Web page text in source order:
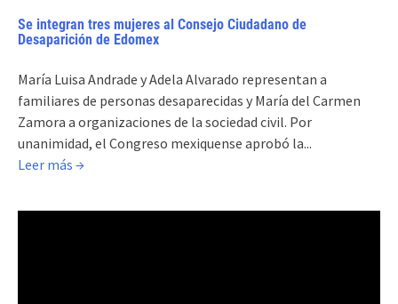
Se integran tres mujeres al Consejo Ciudadano de
Desaparición de Edomex
María Luisa Andrade y Adela Alvarado representan a
familiares de personas desaparecidas y María del Carmen
Zamora a organizaciones de la sociedad civil. Por
unanimidad, el Congreso mexiquense aprobó la...
Leer más →